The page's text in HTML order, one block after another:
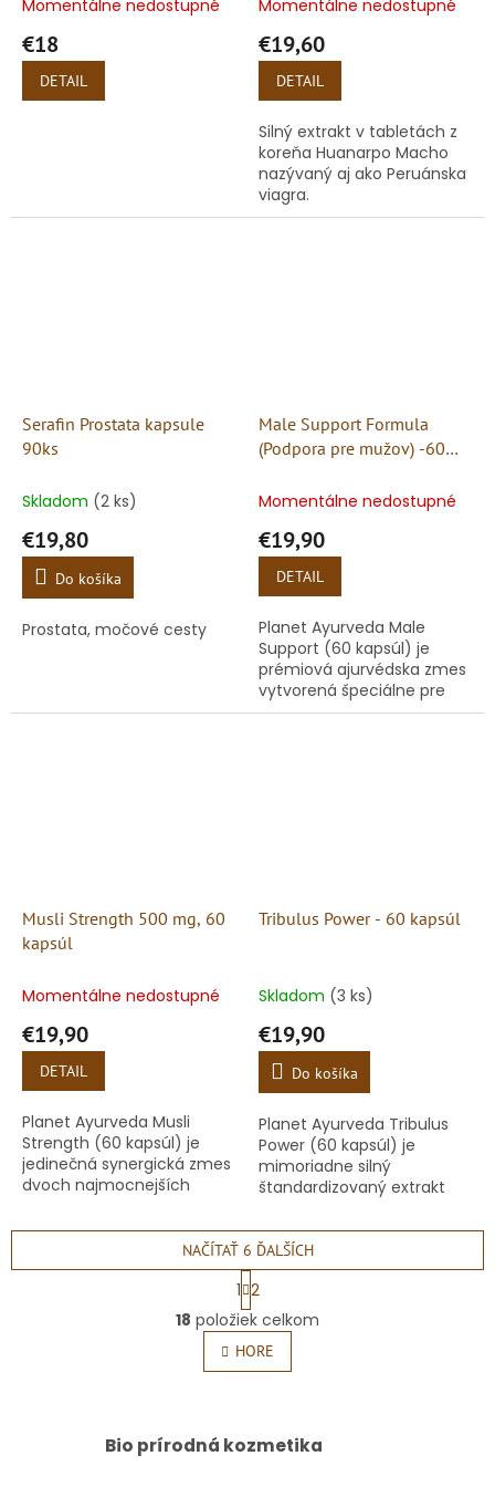
Momentálne nedostupné
€18
DETAIL
Momentálne nedostupné
€19,60
DETAIL
Silný extrakt v tabletách z
koreňa Huanarpo Macho
nazývaný aj ako Peruánska
viagra.
Serafin Prostata kapsule
90ks
Skladom (2 ks)
€19,80
Do košíka
Prostata, močové cesty
Male Support Formula
(Podpora pre mužov) -60
Momentálne nedostupné
€19,90
DETAIL
Planet Ayurveda Male
Support (60 kapsúl) je
prémiová ajurvédska zmes
vytvorená špeciálne pre
podporu mužskej sily,
Musli Strength 500 mg, 60
kapsúl
Momentálne nedostupné
€19,90
DETAIL
Planet Ayurveda Musli
Strength (60 kapsúl) je
jedinečná synergická zmes
dvoch najmocnejších
Safed Musli a Gokshura
navrhnutá...
Tribulus Power - 60 kapsúl
Skladom (3 ks)
€19,90
Do košíka
Planet Ayurveda Tribulus
Power (60 kapsúl) je
mimoriadne silný
štandardizovaný extrakt
Terrestris, známej tiež ako
Kotvičník zemný alebo v
ájurvéde ako...
O
v
l
á
c
i
NAČÍTAŤ 6 ĎALŠÍCH
S
t
r
á
n
k
n
1 2
18 položiek celkom
HORE
Bio prírodná kozmetika